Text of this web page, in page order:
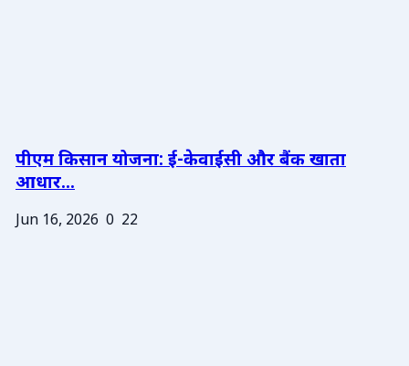
पीएम किसान योजना: ई-केवाईसी और बैंक खाता
आधार...
Jun 16, 2026 0 22